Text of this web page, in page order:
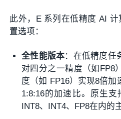
此外，E 系列在低精度 AI
置选项：
全性能版本：在低精度任
对四分之一精度（如FP8
度（如 FP16）实现8倍加
1:8:16的加速比。原生支
INT8、INT4、FP8在内的